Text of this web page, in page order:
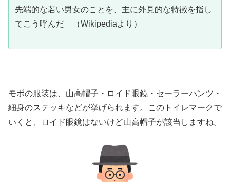
先端的な若い男女のことを、主に外見的な特徴を指し
てこう呼んだ （Wikipediaより）
モボの服装は、山高帽子・ロイド眼鏡・セーラーパンツ・
細身のステッキなどが挙げられます。このトイレマークで
いくと、ロイド眼鏡はないけど山高帽子が該当しますね。